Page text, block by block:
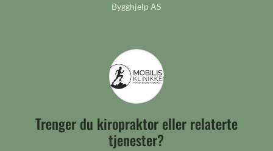
Bygghjelp AS
Trenger du kiropraktor eller relaterte
tjenester?